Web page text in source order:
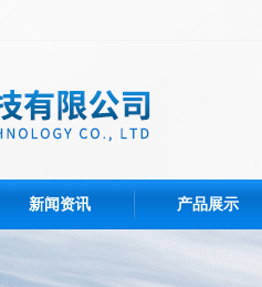
新闻资讯 产品展示